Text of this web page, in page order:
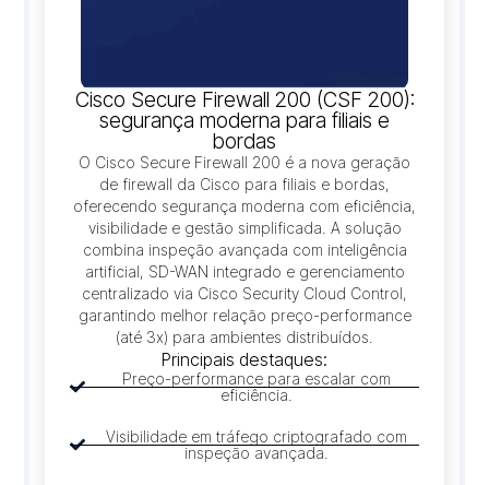
Cisco Secure Firewall 200 (CSF 200):
segurança moderna para filiais e
bordas
O Cisco Secure Firewall 200 é a nova geração
de firewall da Cisco para filiais e bordas,
oferecendo segurança moderna com eficiência,
visibilidade e gestão simplificada. A solução
combina inspeção avançada com inteligência
artificial, SD-WAN integrado e gerenciamento
centralizado via Cisco Security Cloud Control,
garantindo melhor relação preço-performance
(até 3x) para ambientes distribuídos.
Principais destaques:
Preço-performance para escalar com
eficiência.
Visibilidade em tráfego criptografado com
inspeção avançada.